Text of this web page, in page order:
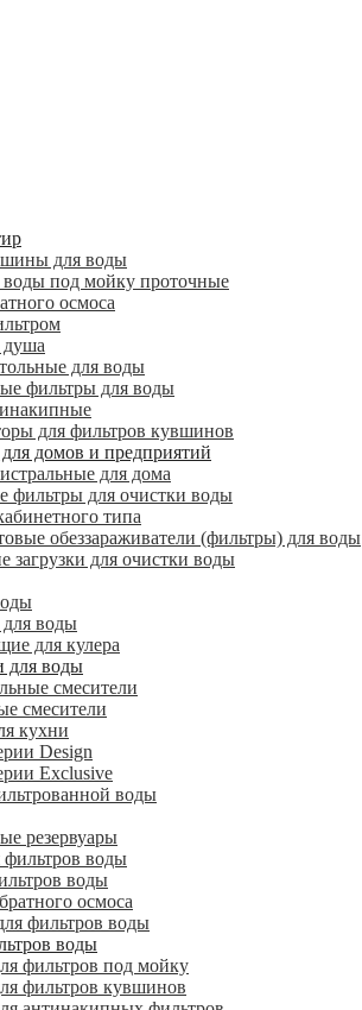
для воды
под мойку проточные
осмоса
для воды
фильтры для воды
для фильтров кувшинов
домов и предприятий
для дома
фильтры для очистки воды
типа
обеззараживатели (фильтры) для воды
для очистки воды
воды
для кулера
для воды
смесители
смесители
кухни
Design
Exclusive
воды
резервуары
воды
воды
осмоса
фильтров воды
воды
фильтров под мойку
фильтров кувшинов